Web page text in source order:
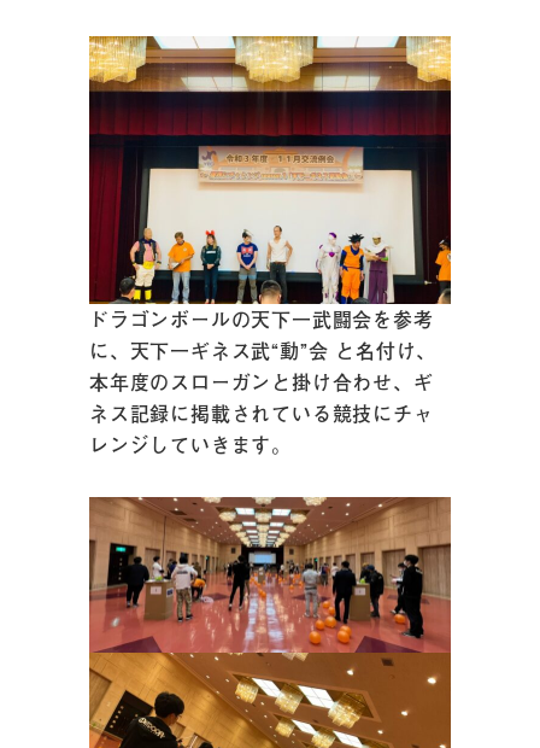
ドラゴンボールの天下一武闘会を参考
に、天下一ギネス武“動”会 と名付け、
本年度のスローガンと掛け合わせ、ギ
ネス記録に掲載されている競技にチャ
レンジしていきます。